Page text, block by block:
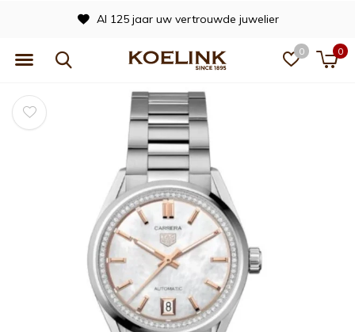
0 0
Al 125 jaar uw vertrouwde juwelier